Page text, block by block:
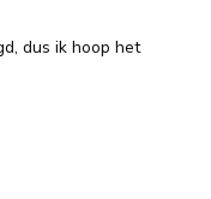
dus ik hoop het